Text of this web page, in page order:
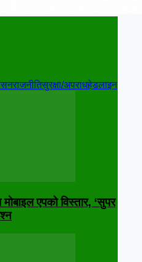
राजनीतिसुरक्षा/अपराधहेडलाइन
मोबाइल एपको विस्तार, ‘सुपर